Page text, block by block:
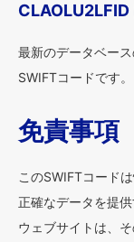
CLAOLU2LFID
最新のデータベー
SWIFTコードです。
免責事項
このSWIFTコード
正確なデータを提
ウェブサイトは、